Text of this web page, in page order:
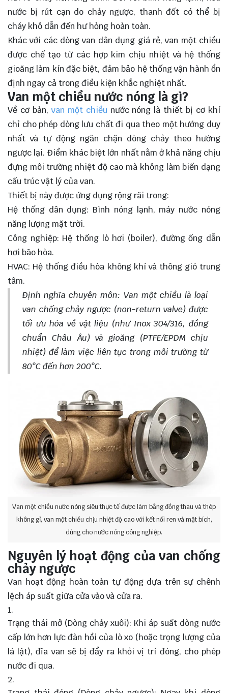
nước bị rút cạn do chảy ngược, thanh đốt có thể bị
cháy khô dẫn đến hư hỏng hoàn toàn.
Khác với các dòng van dân dụng giá rẻ, van một chiều
được chế tạo từ các hợp kim chịu nhiệt và hệ thống
gioăng làm kín đặc biệt, đảm bảo hệ thống vận hành ổn
định ngay cả trong điều kiện khắc nghiệt nhất.
Van một chiều nước nóng là gì?
Về cơ bản, van một chiều nước nóng là thiết bị cơ khí
chỉ cho phép dòng lưu chất đi qua theo một hướng duy
nhất và tự động ngăn chặn dòng chảy theo hướng
ngược lại. Điểm khác biệt lớn nhất nằm ở khả năng chịu
đựng môi trường nhiệt độ cao mà không làm biến dạng
cấu trúc vật lý của van.
Thiết bị này được ứng dụng rộng rãi trong:
Hệ thống dân dụng: Bình nóng lạnh, máy nước nóng
năng lượng mặt trời.
Công nghiệp: Hệ thống lò hơi (boiler), đường ống dẫn
hơi bão hòa.
HVAC: Hệ thống điều hòa không khí và thông gió trung
tâm.
Định nghĩa chuyên môn: Van một chiều là loại
van chống chảy ngược (non-return valve) được
tối ưu hóa về vật liệu (như Inox 304/316, đồng
chuẩn Châu Âu) và gioăng (PTFE/EPDM chịu
nhiệt) để làm việc liên tục trong môi trường từ
80°C đến hơn 200°C.
Van một chiều nước nóng siêu thực tế được làm bằng đồng thau và thép
không gỉ, van một chiều chịu nhiệt độ cao với kết nối ren và mặt bích,
dùng cho nước nóng công nghiệp.
Nguyên lý hoạt động của van chống
chảy ngược
Van hoạt động hoàn toàn tự động dựa trên sự chênh
lệch áp suất giữa cửa vào và cửa ra.
Trạng thái mở (Dòng chảy xuôi): Khi áp suất dòng nước
cấp lớn hơn lực đàn hồi của lò xo (hoặc trọng lượng của
lá lật), đĩa van sẽ bị đẩy ra khỏi vị trí đóng, cho phép
nước đi qua.